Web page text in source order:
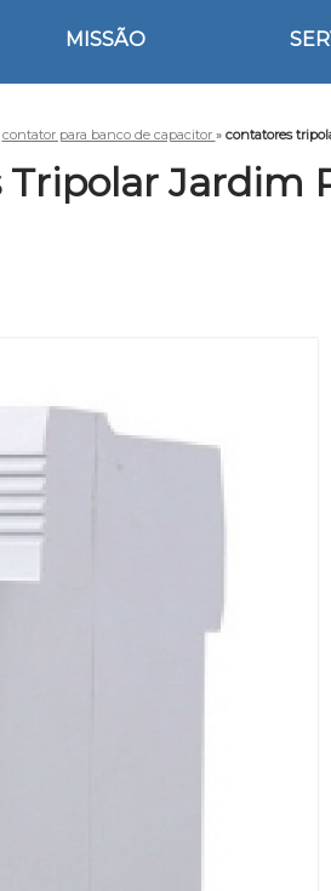
MISSÃO
contator para banco de capacitor » contatores
Tripolar Jardim